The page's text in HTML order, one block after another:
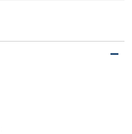
開
閉